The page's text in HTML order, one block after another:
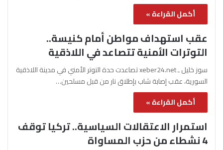
أكمل القراءة »
عقب استهداف مواطن أمام كنيسة..
التوترات الأمنية تتصاعد في اللاذقية
سوز خليل ـ xeber24.net تصاعدت حدة التوتر الأمني في مدينة اللاذقية
السورية، عقب إصابة شاب بإطلاق نار من قبل مسلحين…
أكمل القراءة »
استمرار الاعتقالات السياسية.. تركيا توقف
4 نشطاء من حزب المساواة